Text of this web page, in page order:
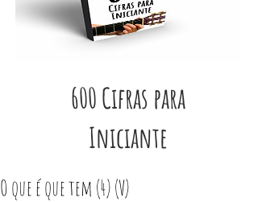
600 Cifras para
Iniciante
O que é que tem (4) (V)